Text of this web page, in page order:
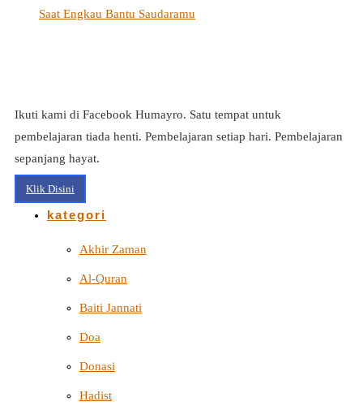
Saat Engkau Bantu Saudaramu
Ikuti kami di Facebook Humayro. Satu tempat untuk
pembelajaran tiada henti. Pembelajaran setiap hari. Pembelajaran
sepanjang hayat.
Klik Disini
kategori
Akhir Zaman
Al-Quran
Baiti Jannati
Doa
Donasi
Hadist